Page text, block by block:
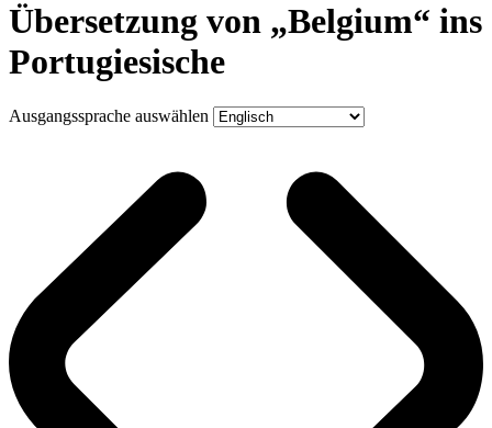
Übersetzung von „Belgium“ ins
Portugiesische
Ausgangssprache auswählen